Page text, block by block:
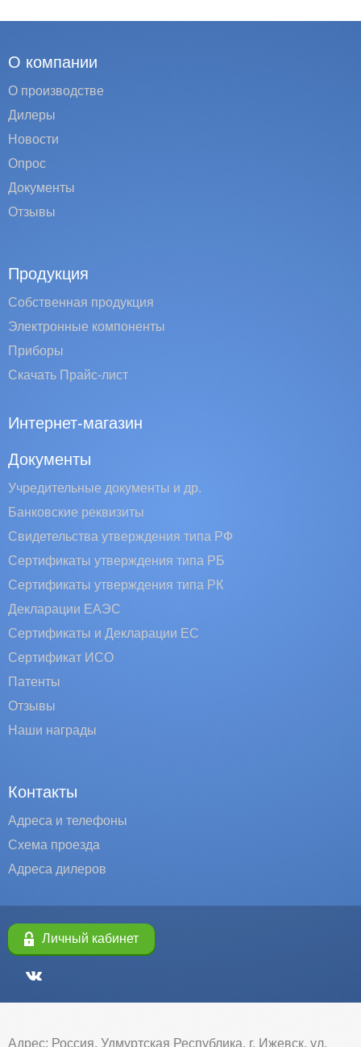
О компании
О производстве
Дилеры
Новости
Опрос
Документы
Отзывы
Продукция
Собственная продукция
Электронные компоненты
Приборы
Скачать Прайс-лист
Интернет-магазин
Документы
Учредительные документы и др.
Банковские реквизиты
Свидетельства утверждения типа РФ
Сертификаты утверждения типа РБ
Сертификаты утверждения типа РК
Декларации ЕАЭС
Сертификаты и Декларации EC
Сертификат ИСО
Патенты
Отзывы
Наши награды
Контакты
Адреса и телефоны
Схема проезда
Адреса дилеров
Личный кабинет
Адрес: Россия, Удмуртская Республика, г. Ижевск, ул.